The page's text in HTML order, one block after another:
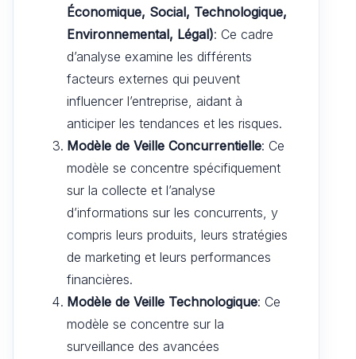
Économique, Social, Technologique,
Environnemental, Légal): Ce cadre
d’analyse examine les différents
facteurs externes qui peuvent
influencer l’entreprise, aidant à
anticiper les tendances et les risques.
Modèle de Veille Concurrentielle: Ce
modèle se concentre spécifiquement
sur la collecte et l’analyse
d’informations sur les concurrents, y
compris leurs produits, leurs stratégies
de marketing et leurs performances
financières.
Modèle de Veille Technologique: Ce
modèle se concentre sur la
surveillance des avancées